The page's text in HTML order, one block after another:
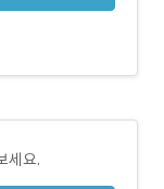
세요.